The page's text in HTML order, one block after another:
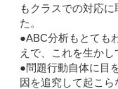
もクラスでの対応
た。
●ABC分析もとても
えで、これを生かし
●問題行動自体に目
因を追究して起こ